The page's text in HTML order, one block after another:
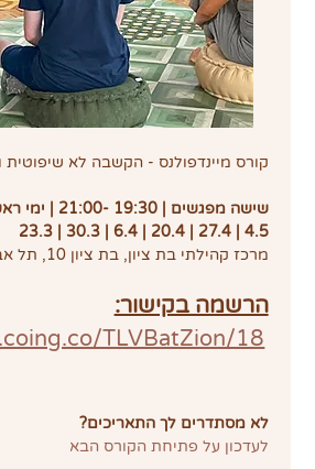
קורס מיינדפולנס - הקשבה לא שיפוטית
שישה מפגשים | 19:30 -21:00 | ימי ראשון
23.3 | 30.3 | 6.4 | 20.4 | 27.4 | 4.5
מרכז קהילתי בת ציון, בת ציון 10, תל אביב יפו.
הרשמה בקישור:
TLVBatZion/18
לא מסתדרים לך התאריכים?
לעדכון על פתיחת הקורס הבא